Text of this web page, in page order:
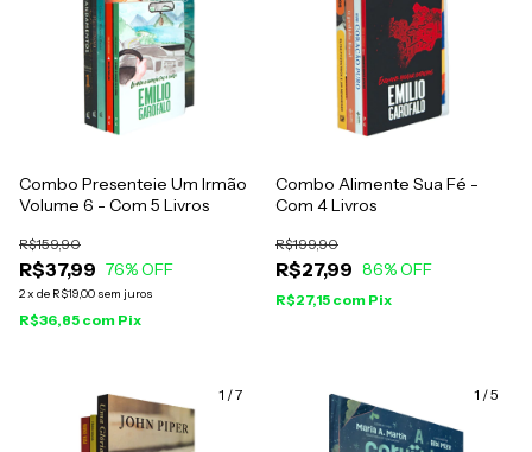
Combo Presenteie Um Irmão
Volume 6 - Com 5 Livros
R$37,99
R$159,90
76% OFF
2x de R$19,00 sem juros
R$36,85 com Pix
Combo Alimente Sua Fé -
Com 4 Livros
R$27,99
R$199,90
86% OFF
R$27,15 com Pix
1 /7 1 /5